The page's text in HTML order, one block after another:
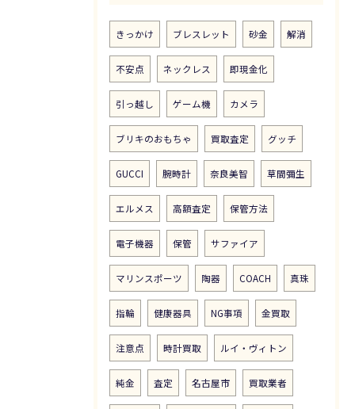
きっかけ ブレスレット 砂金 解消
不安点 ネックレス 即現金化
引っ越し ゲーム機 カメラ
ブリキのおもちゃ 買取査定 グッチ
GUCCI 腕時計 奈良美智 草間彌生
エルメス 高額査定 保管方法
電子機器 保管 サファイア
マリンスポーツ 陶器 COACH 真珠
指輪 健康器具 NG事項 金買取
注意点 時計買取 ルイ・ヴィトン
純金 査定 名古屋市 買取業者